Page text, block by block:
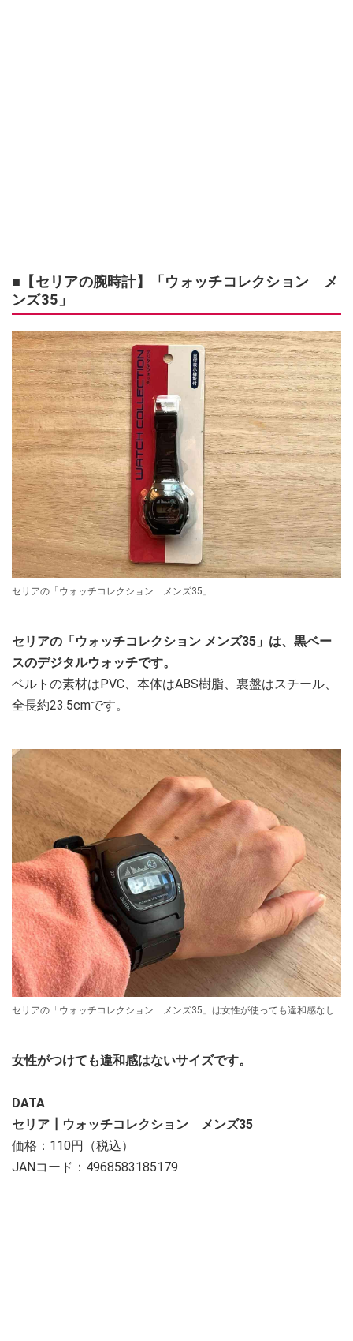
■【セリアの腕時計】「ウォッチコレクション メ
ンズ35」
セリアの「ウォッチコレクション メンズ35」
セリアの「ウォッチコレクション メンズ35」は、黒ベー
スのデジタルウォッチです。
ベルトの素材はPVC、本体はABS樹脂、裏盤はスチール、
全長約23.5cmです。
セリアの「ウォッチコレクション メンズ35」は女性が使っても違和感なし
女性がつけても違和感はないサイズです。
DATA
セリア┃ウォッチコレクション メンズ35
価格：110円（税込）
JANコード：4968583185179